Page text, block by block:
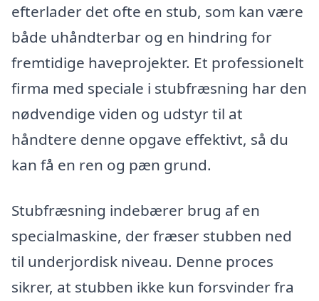
efterlader det ofte en stub, som kan være
både uhåndterbar og en hindring for
fremtidige haveprojekter. Et professionelt
firma med speciale i stubfræsning har den
nødvendige viden og udstyr til at
håndtere denne opgave effektivt, så du
kan få en ren og pæn grund.
Stubfræsning indebærer brug af en
specialmaskine, der fræser stubben ned
til underjordisk niveau. Denne proces
sikrer, at stubben ikke kun forsvinder fra